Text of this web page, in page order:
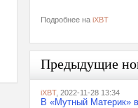
Подробнее на iXBT
Предыдущие
iXBT, 2022-11-28 13:34
В «Мутный Материк»